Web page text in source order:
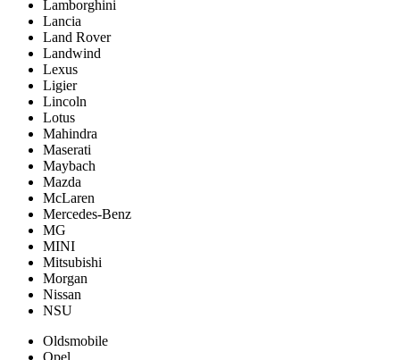
Lamborghini
Lancia
Land Rover
Landwind
Lexus
Ligier
Lincoln
Lotus
Mahindra
Maserati
Maybach
Mazda
McLaren
Mercedes-Benz
MG
MINI
Mitsubishi
Morgan
Nissan
NSU
Oldsmobile
Opel